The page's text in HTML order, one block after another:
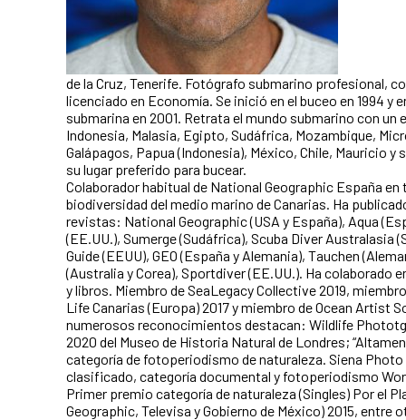
de la Cruz, Tenerife. Fotógrafo submarino profesional,
licenciado en Economía. Se inició en el buceo en 1994 y
submarina en 2001. Retrata el mundo submarino con
Indonesia, Malasia, Egipto, Sudáfrica, Mozambique,
Galápagos, Papua (Indonesia), México, Chile, Mauricio y
su lugar preferido para bucear.
Colaborador habitual de National Geographic España en
biodiversidad del medio marino de Canarias. Ha
revistas: National Geographic (USA y España), Aqua
(EE.UU.), Sumerge (Sudáfrica), Scuba Diver Australasia
Guide (EEUU), GEO (España y Alemania), Tauchen
(Australia y Corea), Sportdiver (EE.UU.). Ha colaborado
y libros. Miembro de SeaLegacy Collective 2019,
Life Canarias (Europa) 2017 y miembro de Ocean Artist
numerosos reconocimientos destacan: Wildlife
2020 del Museo de Historia Natural de Londres;
categoría de fotoperiodismo de naturaleza. Siena
clasificado, categoría documental y fotoperiodismo
Primer premio categoría de naturaleza (Singles) Por el
Geographic, Televisa y Gobierno de México) 2015, entre